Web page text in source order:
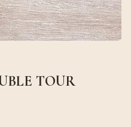
TOUR